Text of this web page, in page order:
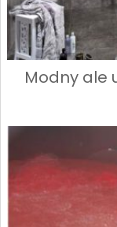
Modny ale